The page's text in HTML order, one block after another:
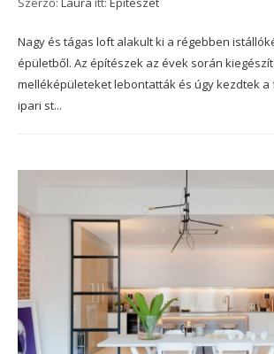
Nagy és tágas loft alakult ki a régebben
épületből. Az építészek az évek során
melléképületeket lebontatták és úgy kezdtek a
ipari st...